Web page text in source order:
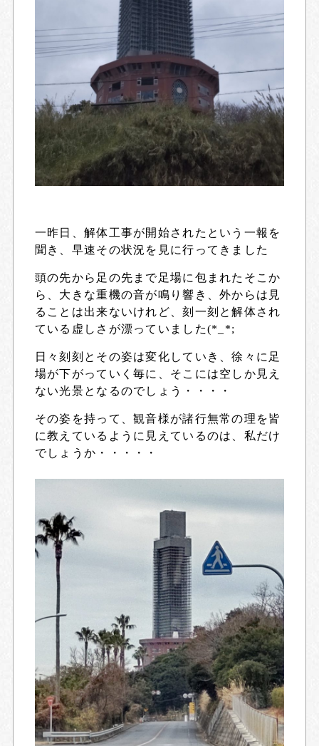
一昨日、解体工事が開始されたという一報を
聞き、早速その状況を見に行ってきました
頭の先から足の先まで足場に包まれたそこか
ら、大きな重機の音が鳴り響き、外からは見
ることは出来ないけれど、刻一刻と解体され
ている虚しさが漂っていました(*_*;
日々刻刻とその姿は変化していき、徐々に足
場が下がっていく毎に、そこには空しか見え
ない光景となるのでしょう・・・・
その姿を持って、観音様が諸行無常の理を皆
に教えているように見えているのは、私だけ
でしょうか・・・・・